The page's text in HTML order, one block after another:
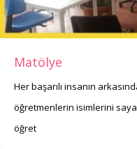
Matölye
Her başarılı insanın
öğretmenlerin isimlerini
öğret